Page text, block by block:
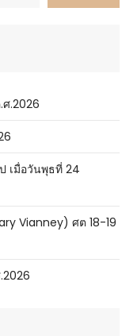
.2026
ป เมื่อวันพุธที่ 24
Vianney) ศต 18-19